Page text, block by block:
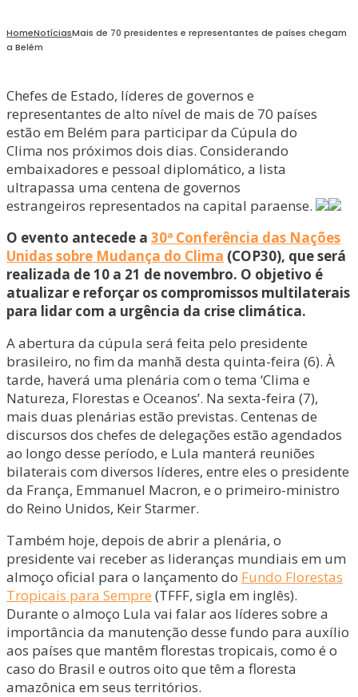
HomeNotíciasMais de 70 presidentes e representantes de países chegam
a Belém
Chefes de Estado, líderes de governos e
representantes de alto nível de mais de 70 países
estão em Belém para participar da Cúpula do
Clima nos próximos dois dias. Considerando
embaixadores e pessoal diplomático, a lista
ultrapassa uma centena de governos
estrangeiros representados na capital paraense.
O evento antecede a 30ª Conferência das Nações
Unidas sobre Mudança do Clima (COP30), que será
realizada de 10 a 21 de novembro. O objetivo é
atualizar e reforçar os compromissos multilaterais
para lidar com a urgência da crise climática.
A abertura da cúpula será feita pelo presidente
brasileiro, no fim da manhã desta quinta-feira (6). À
tarde, haverá uma plenária com o tema ‘Clima e
Natureza, Florestas e Oceanos’. Na sexta-feira (7),
mais duas plenárias estão previstas. Centenas de
discursos dos chefes de delegações estão agendados
ao longo desse período, e Lula manterá reuniões
bilaterais com diversos líderes, entre eles o presidente
da França, Emmanuel Macron, e o primeiro-ministro
do Reino Unidos, Keir Starmer.
Também hoje, depois de abrir a plenária, o
presidente vai receber as lideranças mundiais em um
almoço oficial para o lançamento do Fundo Florestas
Tropicais para Sempre (TFFF, sigla em inglês).
Durante o almoço Lula vai falar aos líderes sobre a
importância da manutenção desse fundo para auxílio
aos países que mantêm florestas tropicais, como é o
caso do Brasil e outros oito que têm a floresta
amazônica em seus territórios.